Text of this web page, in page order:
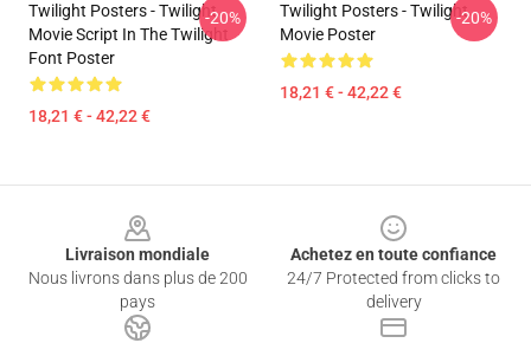
Twilight Posters - Twilight
Movie Script In The Twilight
Font Poster
18,21 € - 42,22 €
-20%
Twilight Posters - Twilight
Movie Poster
18,21 € - 42,22 €
-20%
Livraison mondiale
Nous livrons dans plus de 200
pays
Achetez en toute confiance
24/7 Protected from clicks to
delivery